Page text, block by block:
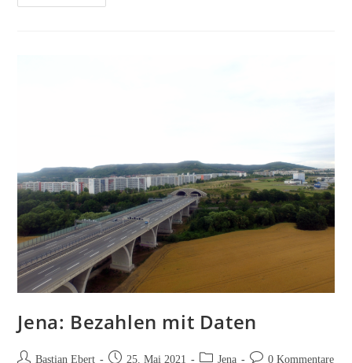
Landschaft
Jena: Bezahlen mit Daten
Beitrags-Bastian Ebert
Beitrag25. Mai 2021
Beitrags-
Jena
Beitrags-0 Kommentare